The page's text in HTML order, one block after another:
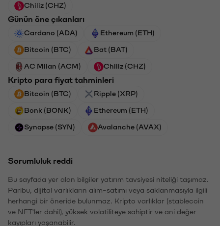
Chiliz (CHZ)
Günün öne çıkanları
Cardano (ADA) Ethereum (ETH)
Bitcoin (BTC) Bat (BAT)
AC Milan (ACM) Chiliz (CHZ)
Kripto para fiyat tahminleri
Bitcoin (BTC) Ripple (XRP)
Bonk (BONK) Ethereum (ETH)
Synapse (SYN) Avalanche (AVAX)
Sorumluluk reddi
Bu sayfada yer alan bilgiler yatırım tavsiyesi niteliği taşımaz.
Paribu, dijital varlıkların alım-satımı veya saklanmasıyla ilgili
herhangi bir öneride bulunmaz. Kripto varlıklar (stablecoin
ve NFT'ler dahil), yüksek volatiliteye sahiptir ve ani değer
kayıpları yaşanabilir.